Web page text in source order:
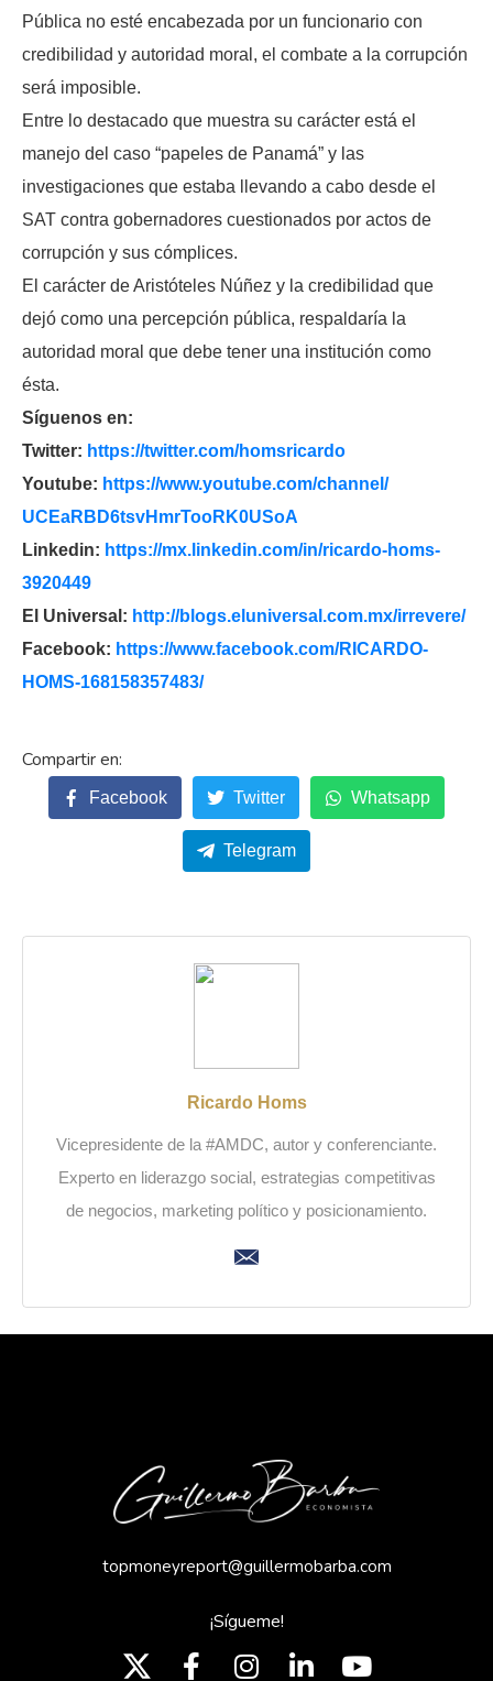
Pública no esté encabezada por un funcionario con
credibilidad y autoridad moral, el combate a la corrupción
será imposible.
Entre lo destacado que muestra su carácter está el
manejo del caso “papeles de Panamá” y las
investigaciones que estaba llevando a cabo desde el
SAT contra gobernadores cuestionados por actos de
corrupción y sus cómplices.
El carácter de Aristóteles Núñez y la credibilidad que
dejó como una percepción pública, respaldaría la
autoridad moral que debe tener una institución como
ésta.
Síguenos en:
Twitter: https://twitter.com/homsricardo
Youtube: https://www.youtube.com/channel/
UCEaRBD6tsvHmrTooRK0USoA
Linkedin: https://mx.linkedin.com/in/ricardo-homs-
3920449
El Universal: http://blogs.eluniversal.com.mx/irrevere/
Facebook: https://www.facebook.com/RICARDO-
HOMS-168158357483/
Facebook Twitter Whatsapp
Telegram
Ricardo Homs
Vicepresidente de la #AMDC, autor y conferenciante.
Experto en liderazgo social, estrategias competitivas
de negocios, marketing político y posicionamiento.
topmoneyreport@guillermobarba.com
¡Sígueme!